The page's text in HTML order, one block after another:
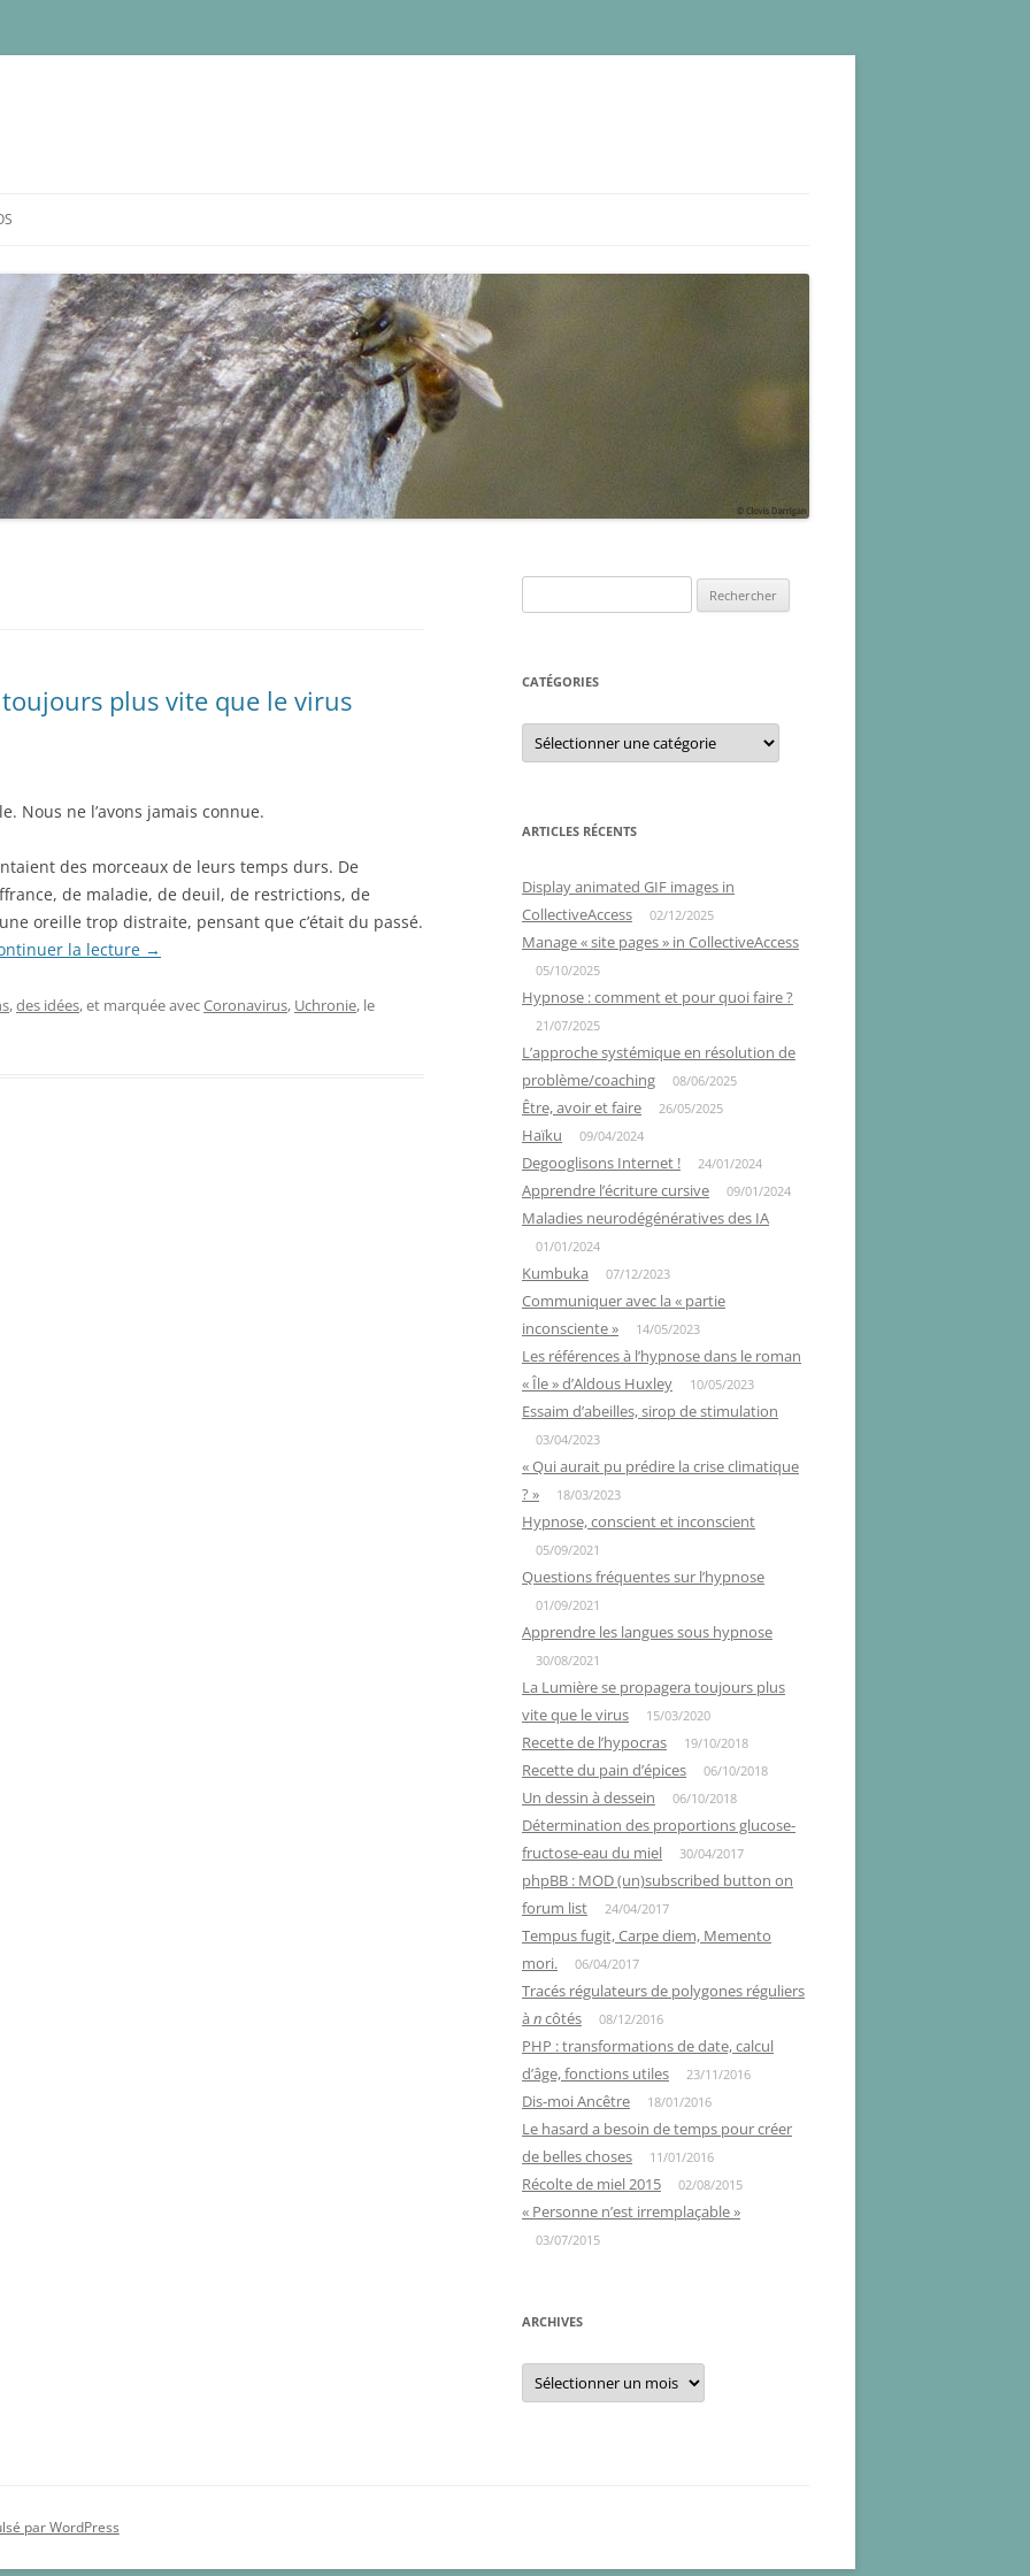
plus vite que le virus
Nous ne l’avons jamais connue.
des morceaux de leurs temps durs. De
de maladie, de deuil, de restrictions, de
oreille trop distraite, pensant que c’était du passé.
la lecture →
,des idées, et marquée avecCoronavirus, Uchronie, le
CATÉGORIES
Catégories
ARTICLES RÉCENTS
Display animated GIF images in
CollectiveAccess
02/12/2025
Manage « site pages » in CollectiveAccess
05/10/2025
Hypnose : comment et pour quoi faire ?
21/07/2025
L’approche systémique en résolution de
problème/coaching
08/06/2025
Être, avoir et faire 26/05/2025
Haïku 09/04/2024
Degooglisons Internet ! 24/01/2024
Apprendre l’écriture cursive 09/01/2024
Maladies neurodégénératives des IA
01/01/2024
Kumbuka 07/12/2023
Communiquer avec la « partie
inconsciente »
14/05/2023
Les références à l’hypnose dans le roman
« Île » d’Aldous Huxley
10/05/2023
Essaim d’abeilles, sirop de stimulation
03/04/2023
« Qui aurait pu prédire la crise climatique
? »
18/03/2023
Hypnose, conscient et inconscient
05/09/2021
Questions fréquentes sur l’hypnose
01/09/2021
Apprendre les langues sous hypnose
30/08/2021
La Lumière se propagera toujours plus
vite que le virus
15/03/2020
Recette de l’hypocras 19/10/2018
Recette du pain d’épices 06/10/2018
Un dessin à dessein 06/10/2018
Détermination des proportions glucose-
fructose-eau du miel
30/04/2017
phpBB : MOD (un)subscribed button on
forum list
24/04/2017
Tempus fugit, Carpe diem, Memento
mori.
06/04/2017
Tracés régulateurs de polygones réguliers
à ncôtés 08/12/2016
PHP : transformations de date, calcul
d’âge, fonctions utiles
23/11/2016
Dis-moi Ancêtre 18/01/2016
Le hasard a besoin de temps pour créer
de belles choses
11/01/2016
Récolte de miel 2015 02/08/2015
« Personne n’est irremplaçable »
03/07/2015
ARCHIVES
Archives
par WordPress